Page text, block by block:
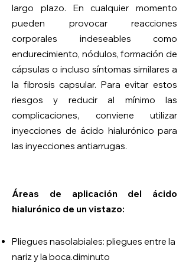
largo plazo. En cualquier momento
pueden provocar reacciones
corporales indeseables como
endurecimiento, nódulos, formación de
cápsulas o incluso síntomas similares a
la fibrosis capsular. Para evitar estos
riesgos y reducir al mínimo las
complicaciones, conviene utilizar
inyecciones de ácido hialurónico para
las inyecciones antiarrugas.
Áreas de aplicación del ácido
hialurónico de un vistazo:
Pliegues nasolabiales: pliegues entre la
nariz y la boca.diminuto